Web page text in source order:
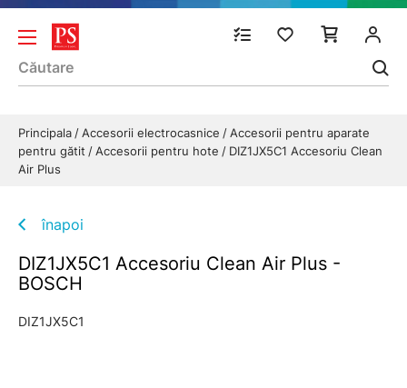
Principala Accesorii electrocasnice
Accesorii pentru aparate
pentru gătit
Accesorii pentru hote
DIZ1JX5C1 Accesoriu Clean
Air Plus
înapoi
DIZ1JX5C1 Accesoriu Clean Air Plus -
BOSCH
DIZ1JX5C1